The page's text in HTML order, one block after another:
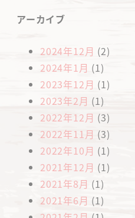
アーカイブ
2024年12月 (2)
2024年1月 (1)
2023年12月 (1)
2023年2月 (1)
2022年12月 (3)
2022年11月 (3)
2022年10月 (1)
2021年12月 (1)
2021年8月 (1)
2021年6月 (1)